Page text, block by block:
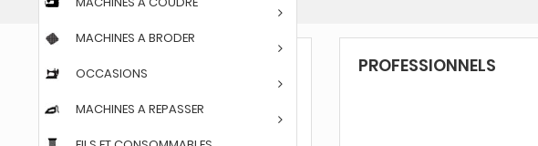
MACHINES A BRODER
OCCASIONS
MACHINES A REPASSER
Accueil PROFESSIONNELS
PROFESSIONNELS
MACHINES A COUDRE
PROFESSIONNELS